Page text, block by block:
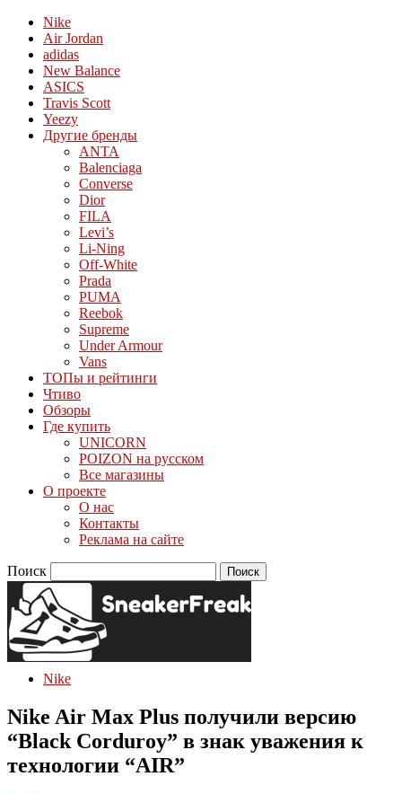
Nike
Air Jordan
adidas
New Balance
ASICS
Travis Scott
Yeezy
Другие бренды
ANTA
Balenciaga
Converse
Dior
FILA
Levi’s
Li-Ning
Off-White
Prada
PUMA
Reebok
Supreme
Under Armour
Vans
ТОПы и рейтинги
Чтиво
Обзоры
Где купить
UNICORN
POIZON на русском
Все магазины
О проекте
О нас
Контакты
Реклама на сайте
Поиск
Nike
Nike Air Max Plus получили версию
“Black Corduroy” в знак уважения к
технологии “AIR”